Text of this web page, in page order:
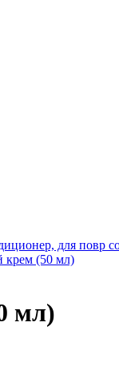
для повр
крем (50 мл)
мл)